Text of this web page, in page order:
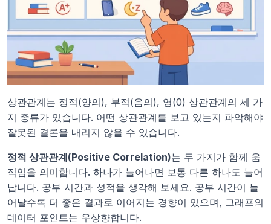
상관관계는 정적(양의), 부적(음의), 영(0) 상관관계의 세 가
지 종류가 있습니다. 어떤 상관관계를 보고 있는지 파악해야
잘못된 결론을 내리지 않을 수 있습니다.
정적 상관관계(Positive Correlation)는 두 가지가 함께 움
직임을 의미합니다. 하나가 늘어나면 보통 다른 하나도 늘어
납니다. 공부 시간과 성적을 생각해 보세요. 공부 시간이 늘
어날수록 더 좋은 결과로 이어지는 경향이 있으며, 그래프의
데이터 포인트는 우상향합니다.